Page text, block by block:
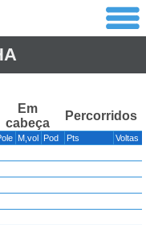
Em
cabeça
Percorridos
M,vol Pod Pts Voltas